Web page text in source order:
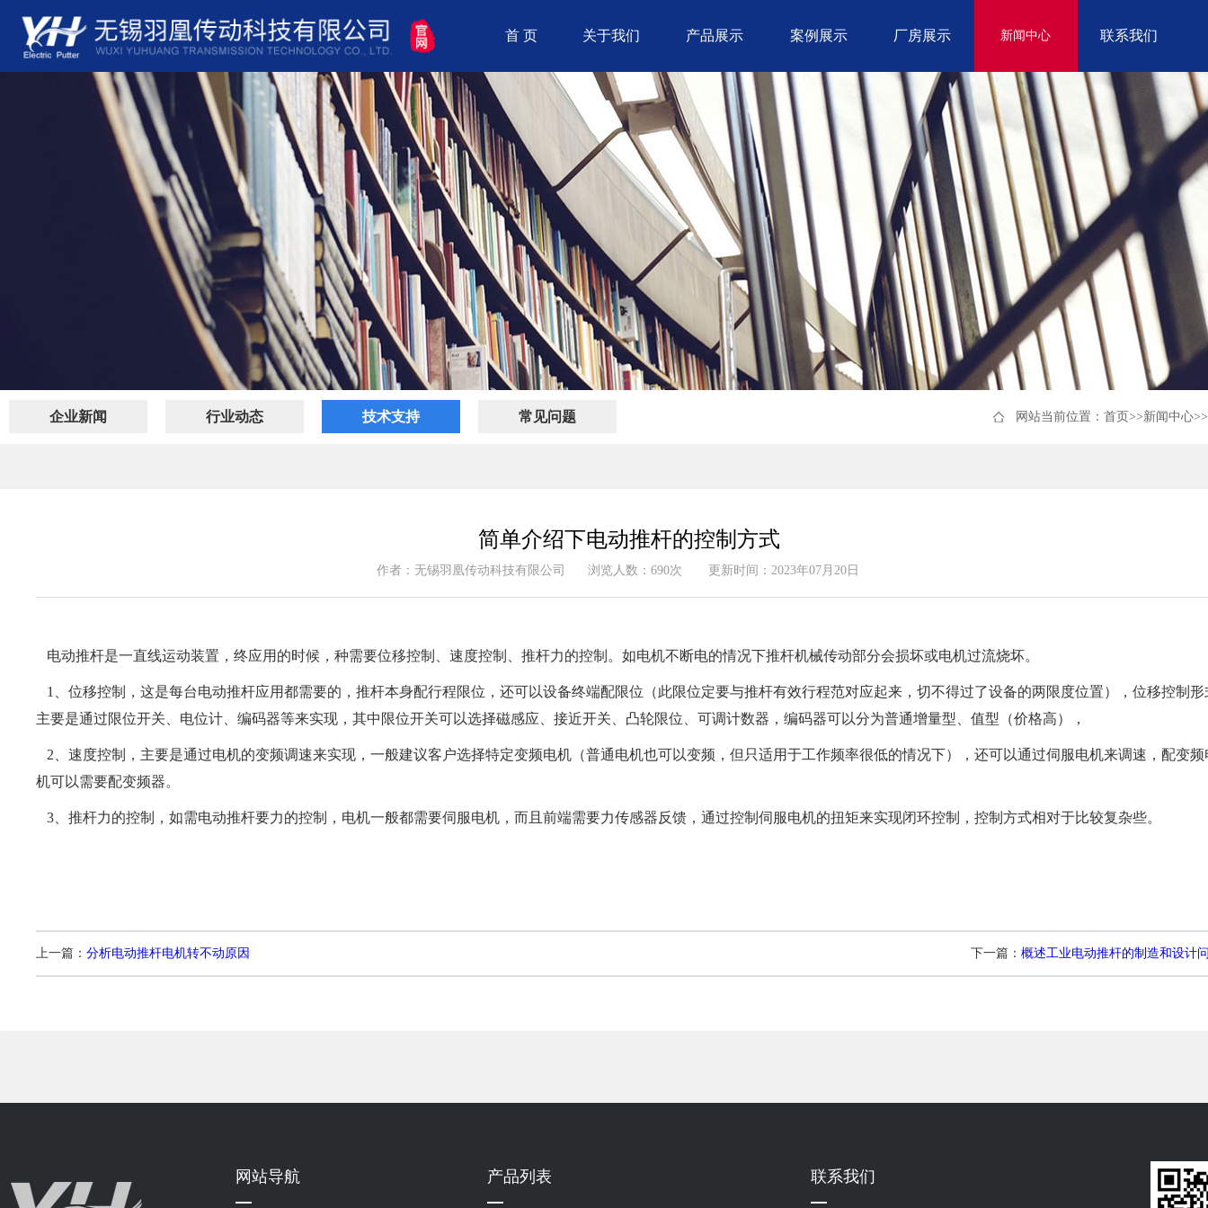
首 页 关于我们 产品展示 案例展示 厂房展示 新闻中心 联系我们
企业新闻 行业动态 技术支持 常见问题 网站当前位置： 首页 >>新闻中心>>
简单介绍下电动推杆的控制方式
作者：无锡羽凰传动科技有限公司 浏览人数：690次 更新时间：2023年07月20日
电动推杆是一直线运动装置，终应用的时候，种需要位移控制、速度控制、推杆力的控制。如电机不断电的情况下推杆机械传动部分会损坏或电机过流烧坏。
1、位移控制，这是每台电动推杆应用都需要的，推杆本身配行程限位，还可以设备终端配限位（此限位定要与推杆有效行程范对应起来，切不得过了设备的两限度位置），位移控制形
主要是通过限位开关、电位计、编码器等来实现，其中限位开关可以选择磁感应、接近开关、凸轮限位、可调计数器，编码器可以分为普通增量型、值型（价格高），
2、速度控制，主要是通过电机的变频调速来实现，一般建议客户选择特定变频电机（普通电机也可以变频，但只适用于工作频率很低的情况下），还可以通过伺服电机来调速，配变频
机可以需要配变频器。
3、推杆力的控制，如需电动推杆要力的控制，电机一般都需要伺服电机，而且前端需要力传感器反馈，通过控制伺服电机的扭矩来实现闭环控制，控制方式相对于比较复杂些。
上一篇： 分析电动推杆电机转不动原因 下一篇： 概述工业电动推杆的制造和设计
网站导航 产品列表 联系我们